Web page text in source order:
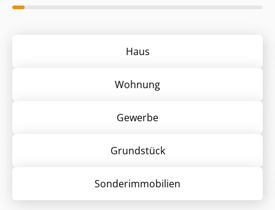
Haus
Wohnung
Gewerbe
Grund­stück
Sonder­immobilien